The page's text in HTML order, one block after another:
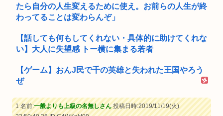
たら自分の人生変えるために使え。お前らの人生が終
わってることは変わらんぞ」
【話しても何もしてくれない・具体的に助けてくれな
い】大人に失望感 トー横に集まる若者
【ゲーム】おんJ民で千の英雄と失われた王国やろう
ぜ
1 名前:一般よりも上級の名無しさん投稿日時:2019/11/19(火)